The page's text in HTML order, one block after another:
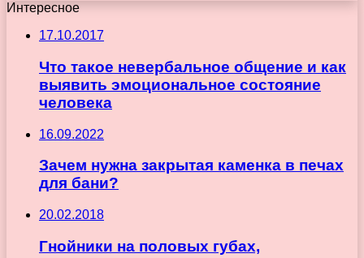
Интересное
17.10.2017
Что такое невербальное общение и как
выявить эмоциональное состояние
человека
16.09.2022
Зачем нужна закрытая каменка в печах
для бани?
20.02.2018
Гнойники на половых губах,